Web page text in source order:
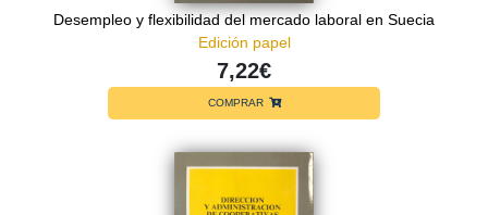
Desempleo y flexibilidad del mercado laboral en Suecia
Edición papel
7,22€
COMPRAR